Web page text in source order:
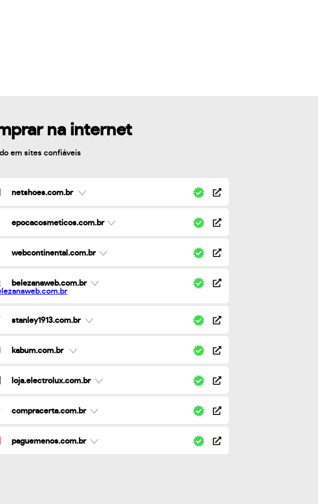
na internet
em sites confiáveis
netshoes.com.br
epocacosmeticos.com.br
webcontinental.com.br
belezanaweb.com.br
stanley1913.com.br
kabum.com.br
loja.electrolux.com.br
compracerta.com.br
paguemenos.com.br